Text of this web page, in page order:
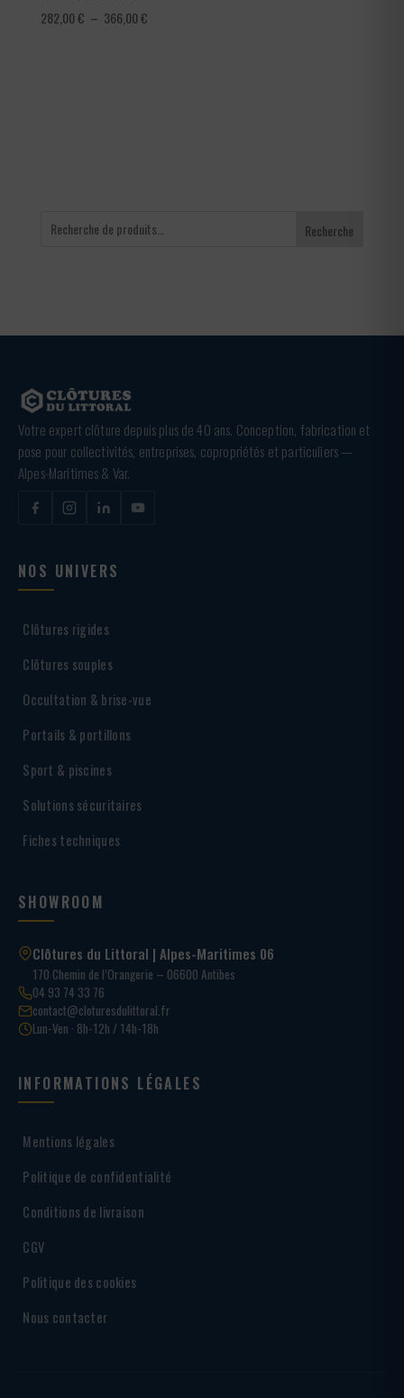
282,00€ – 366,00€Plage
Recherche
Votre expert clôture depuis plus de 40 ans. Conception, fabrication et
pose pour collectivités, entreprises, copropriétés et particuliers —
Alpes-Maritimes & Var.
NOS UNIVERS
Clôtures rigides
Clôtures souples
Occultation & brise-vue
Portails & portillons
Sport & piscines
Solutions sécuritaires
Fiches techniques
SHOWROOM
Clôtures du Littoral | Alpes-Maritimes 06
170 Chemin de l’Orangerie – 06600 Antibes
04 93 74 33 76
contact@cloturesdulittoral.fr
Lun-Ven · 8h-12h / 14h-18h
INFORMATIONS LÉGALES
Mentions légales
Politique de confidentialité
Conditions de livraison
CGV
Politique des cookies
Nous contacter